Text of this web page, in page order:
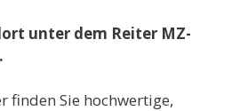
unter dem Reiter MZ-
finden Sie hochwertige,